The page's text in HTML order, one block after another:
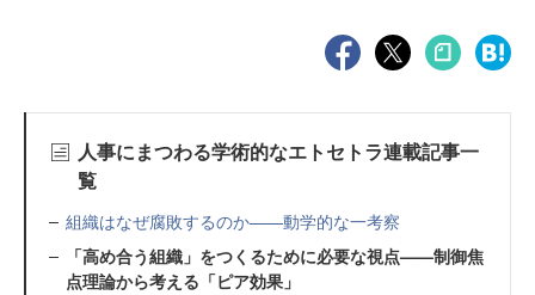
人事にまつわる学術的なエトセトラ連載記事一
覧
組織はなぜ腐敗するのか——動学的な一考察
「高め合う組織」をつくるために必要な視点——制御焦
点理論から考える「ピア効果」